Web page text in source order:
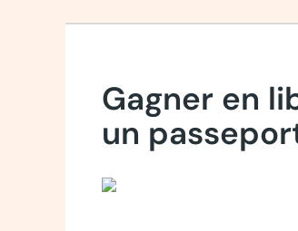
Gagner en
un